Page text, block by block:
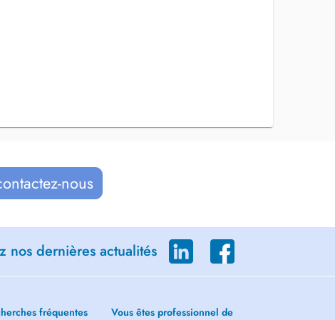
nous
nos dernières actualités
fréquentes
Vous êtes professionnel de